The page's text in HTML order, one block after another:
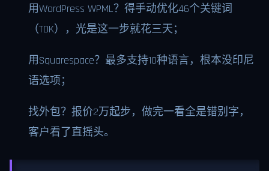
用WordPress WPML？得手动优化46个关键词
（TDK），光是这一步就花三天；
用Squarespace？最多支持10种语言，根本没印尼
语选项；
找外包？报价2万起步，做完一看全是错别字，
客户看了直摇头。